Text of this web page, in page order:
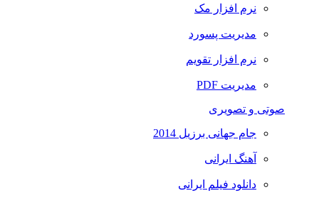
نرم افزار مک
مدیریت پسورد
نرم افزار تقویم
مدیریت PDF
صوتی و تصویری
جام جهانی برزیل 2014
آهنگ ایرانی
دانلود فیلم ایرانی